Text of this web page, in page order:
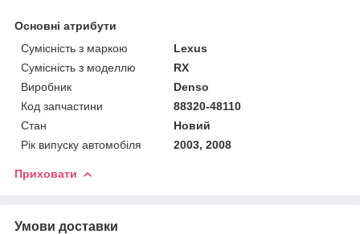
Основні атрибути
Сумісність з маркою
Lexus
Сумісність з моделлю
RX
Виробник
Denso
Код запчастини
88320-48110
Стан
Новий
Рік випуску автомобіля
2003, 2008
Приховати
Умови доставки